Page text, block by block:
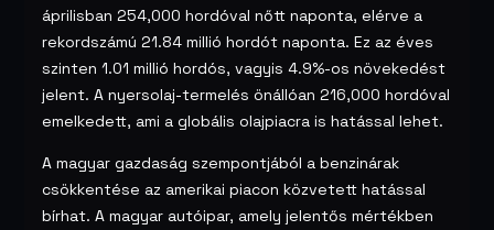
áprilisban 254,000 hordóval nőtt naponta, elérve a
rekordszámú 21.84 millió hordót naponta. Ez az éves
szinten 1.01 millió hordós, vagyis 4.9%-os növekedést
jelent. A nyersolaj-termelés önállóan 216,000 hordóval
emelkedett, ami a globális olajpiacra is hatással lehet.
A magyar gazdaság szempontjából a benzinárak
csökkentése az amerikai piacon közvetett hatással
bírhat. A magyar autóipar, amely jelentős mértékben